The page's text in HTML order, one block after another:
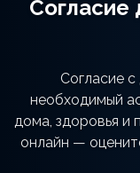
Согласие
Согласие с
необходимый
дома, здоровья и
онлайн —